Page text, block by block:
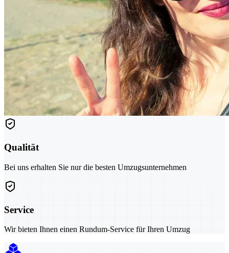
Qualität
Bei uns erhalten Sie nur die besten Umzugsunternehmen
Service
Wir bieten Ihnen einen Rundum-Service für Ihren Umzug